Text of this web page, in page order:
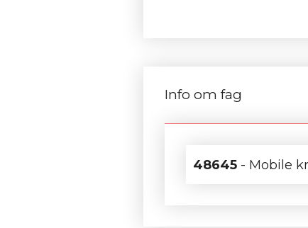
Info om fag
48645 - Mobile